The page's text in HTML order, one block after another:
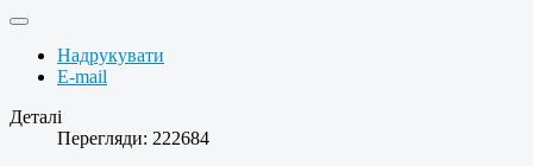
Надрукувати
E-mail
Деталі
Перегляди: 222684